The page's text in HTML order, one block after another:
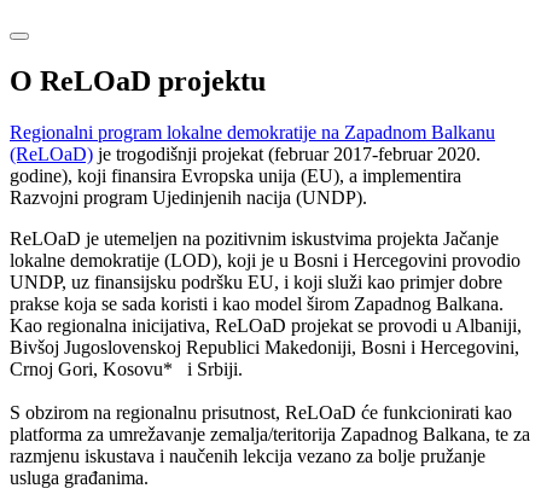
O ReLOaD projektu
Regionalni program lokalne demokratije na Zapadnom Balkanu
(ReLOaD) je trogodišnji projekat (februar 2017-februar 2020.
godine), koji finansira Evropska unija (EU), a implementira
Razvojni program Ujedinjenih nacija (UNDP).
ReLOaD je utemeljen na pozitivnim iskustvima projekta Jačanje
lokalne demokratije (LOD), koji je u Bosni i Hercegovini provodio
UNDP, uz finansijsku podršku EU, i koji služi kao primjer dobre
prakse koja se sada koristi i kao model širom Zapadnog Balkana.
Kao regionalna inicijativa, ReLOaD projekat se provodi u Albaniji,
Bivšoj Jugoslovenskoj Republici Makedoniji, Bosni i Hercegovini,
Crnoj Gori, Kosovu* i Srbiji.
S obzirom na regionalnu prisutnost, ReLOaD će funkcionirati kao
platforma za umrežavanje zemalja/teritorija Zapadnog Balkana, te za
razmjenu iskustava i naučenih lekcija vezano za bolje pružanje
usluga građanima.